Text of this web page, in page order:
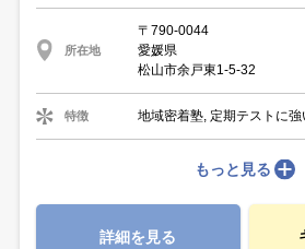
所在地
〒790-0044
愛媛県
松山市余戸東1-5-32
特徴 地域密着塾, 定期テストに強
もっと見る
詳細を見る